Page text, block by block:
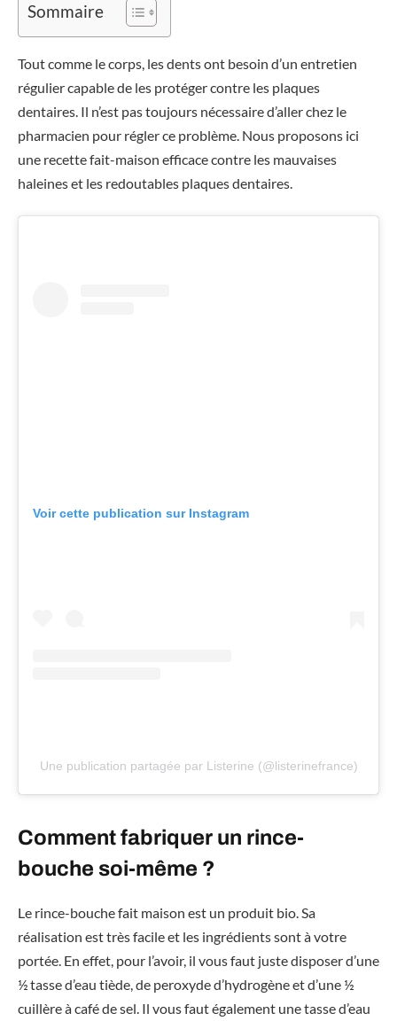
Sommaire
Tout comme le corps, les dents ont besoin d’un entretien
régulier capable de les protéger contre les plaques
dentaires. Il n’est pas toujours nécessaire d’aller chez le
pharmacien pour régler ce problème. Nous proposons ici
une recette fait-maison efficace contre les mauvaises
haleines et les redoutables plaques dentaires.
Voir cette publication sur Instagram
Une publication partagée par Listerine (@listerinefrance)
Comment fabriquer un rince-
bouche soi-même ?
Le rince-bouche fait maison est un produit bio. Sa
réalisation est très facile et les ingrédients sont à votre
portée. En effet, pour l’avoir, il vous faut juste disposer d’une
½ tasse d’eau tiède, de peroxyde d’hydrogène et d’une ½
cuillère à café de sel. Il vous faut également une tasse d’eau